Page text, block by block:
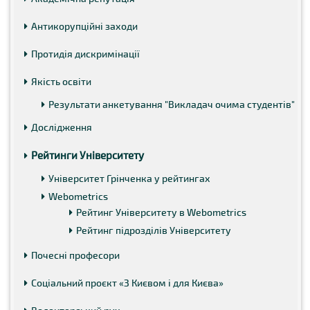
Антикорупційні заходи
Протидія дискримінації
Якість освіти
Результати анкетування "Викладач очима студентів"
Дослідження
Рейтинги Університету
Університет Грінченка у рейтингах
Webometrics
Рейтинг Університету в Webometrics
Рейтинг підрозділів Університету
Почесні професори
Соціальний проєкт «З Києвом і для Києва»